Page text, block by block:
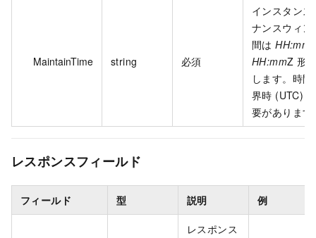
MaintainTime string 必須
インスタン
ナンスウィン
間はHH:mm
HH:mmZ 形
します。時
界時 (UTC)
要があります
レスポンスフィールド
フィールド 型 説明 例
レスポンス